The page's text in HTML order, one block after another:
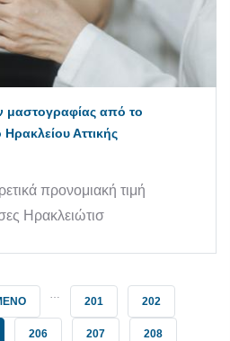
μαστογραφίας από το
Αττικής
προνομιακή τιμή
Ηρακλειώτισ
ΣΕΛΊΔΑ
… ΣΕΛΊΔΑ
201 ΣΕΛΊΔΑ
202
ΣΕΛΊΔΑ
ΣΕΛΊΔΑ
206 ΣΕΛΊΔΑ
207 ΣΕΛΊΔΑ
208